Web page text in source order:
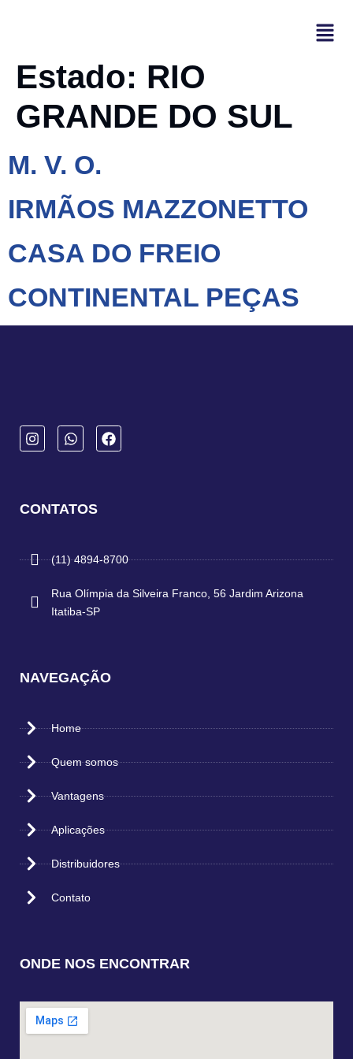
Estado: RIO
GRANDE DO SUL
M. V. O.
IRMÃOS MAZZONETTO
CASA DO FREIO
CONTINENTAL PEÇAS
CONTATOS
(11) 4894-8700
Rua Olímpia da Silveira Franco, 56 Jardim Arizona
Itatiba-SP
NAVEGAÇÃO
Home
Quem somos
Vantagens
Aplicações
Distribuidores
Contato
ONDE NOS ENCONTRAR